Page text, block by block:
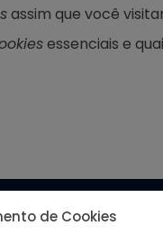
de Cookies
assim que você
essenciais e
reservados.